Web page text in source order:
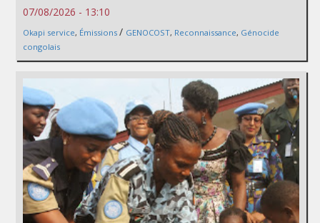
07/08/2026 - 13:10
Okapi service, Émissions / GENOCOST, Reconnaissance, Génocide
congolais